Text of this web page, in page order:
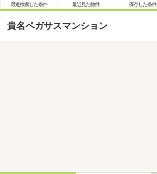
最近検索した条件 最近見た物件 保存した条件
貴名ペガサスマンション